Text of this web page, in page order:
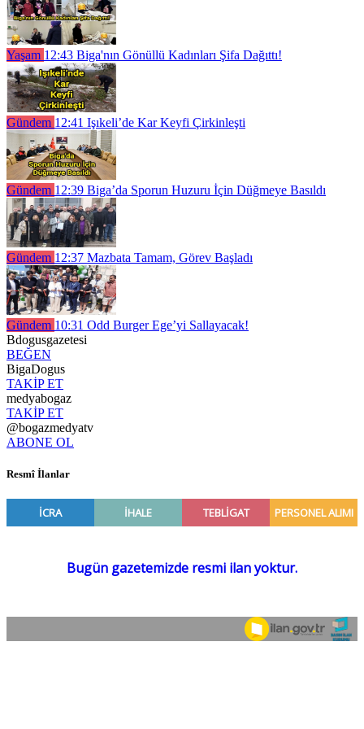
Yaşam 12:43 Biga'nın Gönüllü Kadınları Şifa Dağıttı!
Gündem 12:41 Işıkeli’de Kar Keyfi Çirkinleşti
Gündem 12:39 Biga’da Sporun Huzuru İçin Düğmeye Basıldı
Gündem 12:37 Mazbata Tamam, Görev Başladı
Gündem 10:31 Odd Burger Ege’yi Sallayacak!
Bdogusgazetesi
BEĞEN
BigaDogus
TAKİP ET
medyabogaz
TAKİP ET
@bogazmedyatv
ABONE OL
Resmî İlanlar